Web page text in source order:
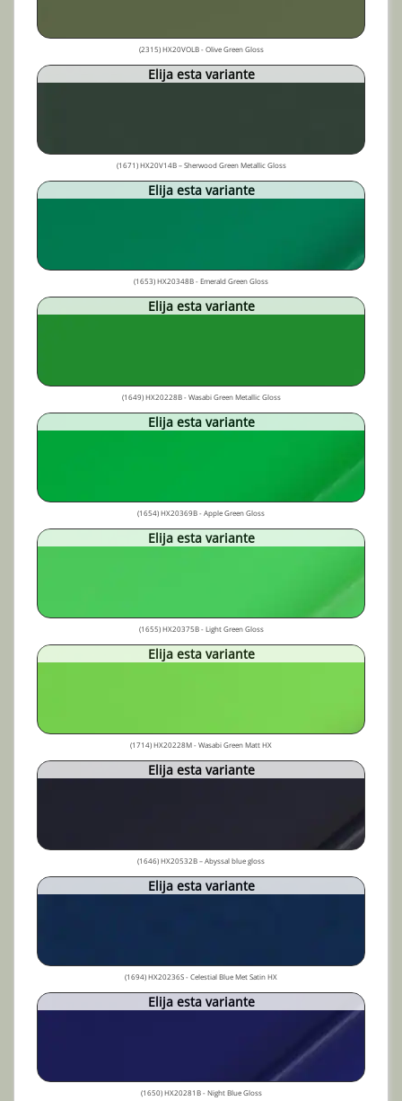
(2315) HX20VOLB - Olive Green Gloss
Elija esta variante
(1671) HX20V14B – Sherwood Green Metallic Gloss
Elija esta variante
(1653) HX20348B - Emerald Green Gloss
Elija esta variante
(1649) HX20228B - Wasabi Green Metallic Gloss
Elija esta variante
(1654) HX20369B - Apple Green Gloss
Elija esta variante
(1655) HX20375B - Light Green Gloss
Elija esta variante
(1714) HX20228M - Wasabi Green Matt HX
Elija esta variante
(1646) HX20532B – Abyssal blue gloss
Elija esta variante
(1694) HX20236S - Celestial Blue Met Satin HX
Elija esta variante
(1650) HX20281B - Night Blue Gloss